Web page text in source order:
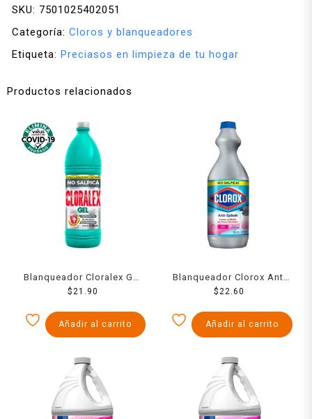
SKU: 7501025402051
Categoría: Cloros y blanqueadores
Etiqueta: Preciasos en limpieza de tu hogar
Productos relacionados
Blanqueador Cloralex Gel
950 Ml
$ 21.90
Añadir al carrito
Blanqueador Clorox Anti
Splash 930 Ml
$ 22.60
Añadir al carrito